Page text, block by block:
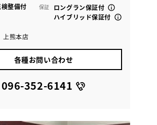
整備付 保証
ロングラン保証付
ハイブリッド保証付
熊本店
各種お問い合わせ
096-352-6141